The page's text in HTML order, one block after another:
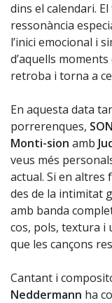
dins el calendari.
ressonància
l’inici emocional i
d’aquells
retroba i torna a
En aquesta data
porrerenques,
Monti-sion amb
veus més
actual. Si en altres
des de la intimitat
amb banda
cos, pols, textura i
que les cançons
Cantant i
Neddermann ha